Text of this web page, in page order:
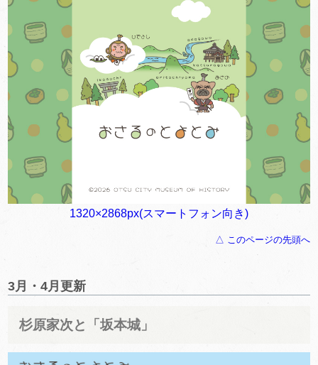
1320×2868px(スマートフォン向き)
△ このページの先頭へ
3月・4月更新
杉原家次と「坂本城」